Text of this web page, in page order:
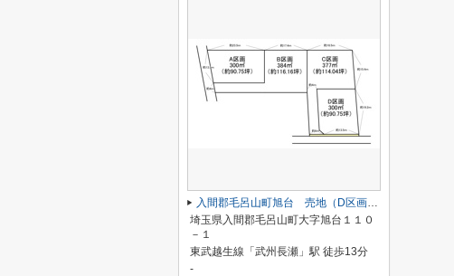
入間郡毛呂山町旭台 売地（D区画／全４区画）
埼玉県入間郡毛呂山町大字旭台１１０
－１
東武越生線「武州長瀬」駅 徒歩13分
-